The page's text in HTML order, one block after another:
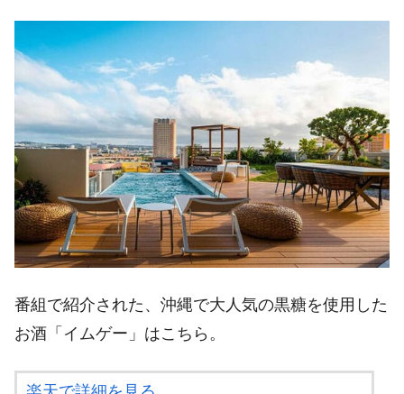
番組で紹介された、沖縄で大人気の黒糖を使用した
お酒「イムゲー」はこちら。